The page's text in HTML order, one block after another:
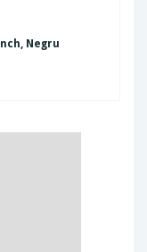
Negru